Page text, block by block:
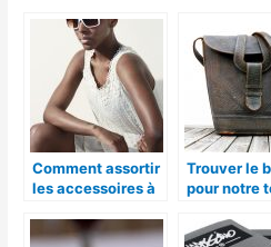
Comment assortir
les accessoires à
Trouver le
pour notre